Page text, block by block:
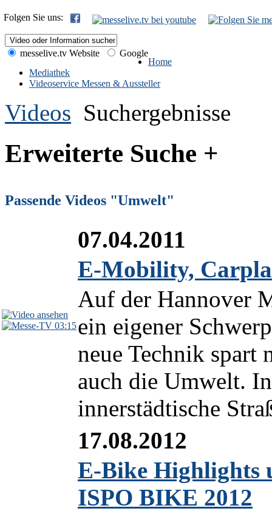
Folgen Sie uns:
messelive.tv Website
Google
Home
Mediathek
Videoservice Messen & Aussteller
Videos Suchergebnisse
Erweiterte Suche +
Passende Videos "Umwelt"
03:15
07.04.2011
E-Mobility,
Auf der Hannover
ein eigener
neue Technik spart
auch die Umwelt.
innerstädtische
17.08.2012
E-Bike Highlights
ISPO BIKE 2012